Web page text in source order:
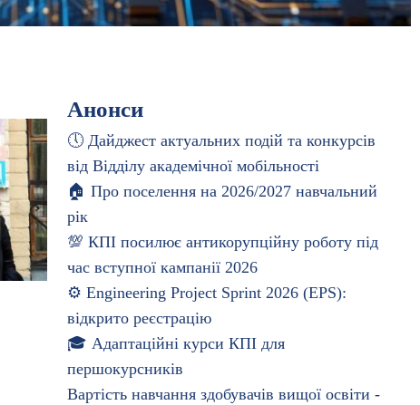
Анонси
🕔 Дайджест актуальних подій та конкурсів
від Відділу академічної мобільності
🏠 Про поселення на 2026/2027 навчальний
рік
💯 КПІ посилює антикорупційну роботу під
час вступної кампанії 2026
⚙️ Engineering Project Sprint 2026 (EPS):
відкрито реєстрацію
🎓 Адаптаційні курси КПІ для
першокурсників
Вартість навчання здобувачів вищої освіти -